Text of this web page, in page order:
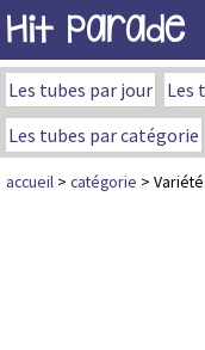
Hit Parade
Les tubes par jour Les
Les tubes par catégorie
accueil > catégorie > Variété